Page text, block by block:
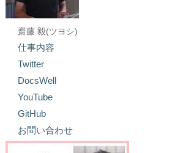
齋藤 毅(ツヨシ)
仕事内容
Twitter
DocsWell
YouTube
GitHub
お問い合わせ